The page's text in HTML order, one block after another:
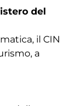
del
il CIN
a